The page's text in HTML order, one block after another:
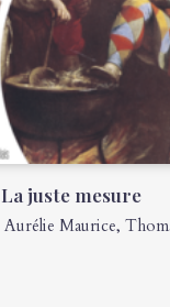
La juste mesure
Aurélie Maurice,